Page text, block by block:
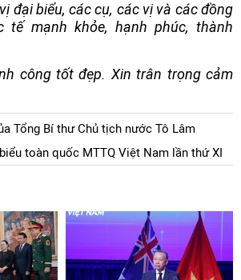
đại biểu, các cụ, các vị và các đồng
tế mạnh khỏe, hạnh phúc, thành
công tốt đẹp. Xin trân trọng cảm
Tổng Bí thư Chủ tịch nước Tô Lâm
toàn quốc MTTQ Việt Nam lần thứ XI